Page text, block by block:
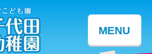
MENU